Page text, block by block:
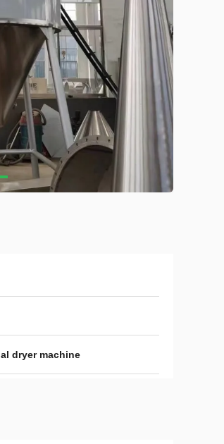
dryer machine